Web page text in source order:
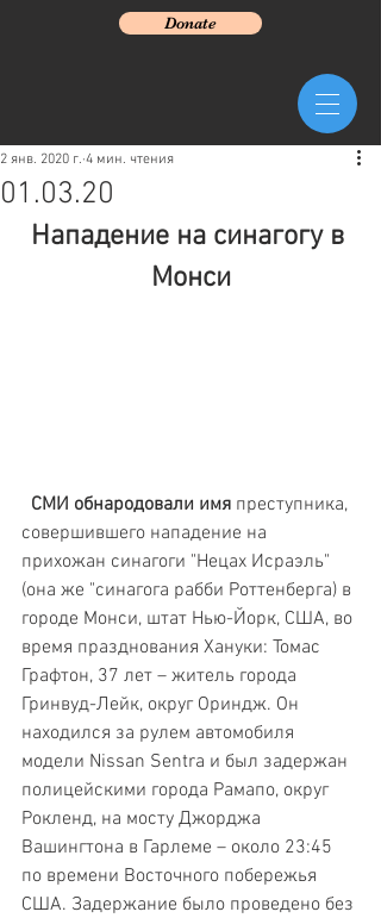
Donate
01.03.20
2 янв. 2020 г. 4 мин. чтения
Нападение на синагогу в
Монси
СМИ обнародовали имя преступника,
совершившего нападение на
прихожан синагоги "Нецах Исраэль"
(она же "синагога рабби Роттенберга) в
городе Монси, штат Нью-Йорк, США, во
время празднования Хануки: Томас
Графтон, 37 лет – житель города
Гринвуд-Лейк, округ Ориндж. Он
находился за рулем автомобиля
модели Nissan Sentra и был задержан
полицейскими города Рамапо, округ
Рокленд, на мосту Джорджа
Вашингтона в Гарлеме – около 23:45
по времени Восточного побережья
США. Задержание было проведено без